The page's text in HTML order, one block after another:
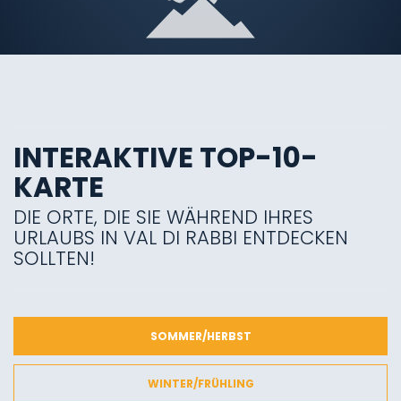
INTERAKTIVE TOP-10-
KARTE
DIE ORTE, DIE SIE WÄHREND IHRES
URLAUBS IN VAL DI RABBI ENTDECKEN
SOLLTEN!
SOMMER/HERBST
WINTER/FRÜHLING